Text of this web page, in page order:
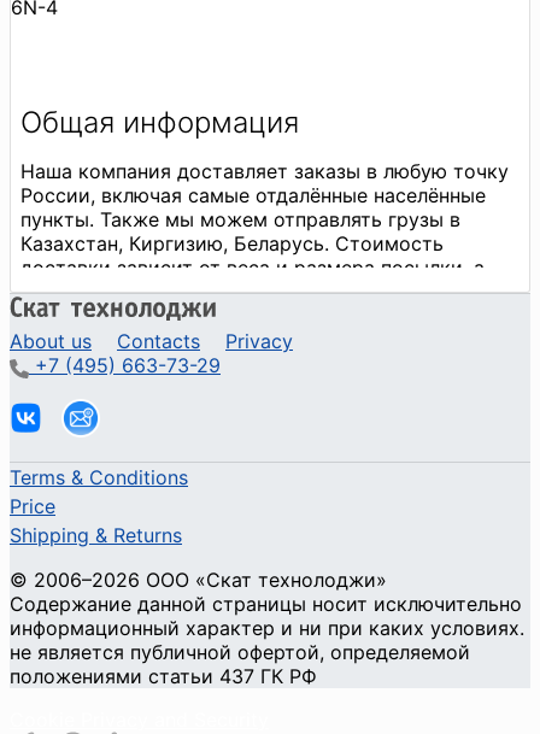
6N-4
About us Contacts
Privacy
+7 (495) 663-73-29
Terms & Conditions
Price
Shipping & Returns
© 2006–2026 ООО «Скат технолоджи»
Содержание данной страницы носит исключительно
информационный характер и ни при каких условиях.
не является публичной офертой, определяемой
положениями статьи 437 ГК РФ